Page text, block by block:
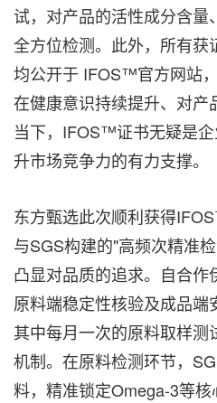
试，对产品的活性成分含
全方位检测。此外，所有获
均公开于 IFOS™官方网站
在健康意识持续提升、对产
当下，IFOS™证书无疑是
升市场竞争力的有力支撑。
东方甄选此次顺利获得
与SGS构建的"高频次精准
凸显对品质的追求。自合作
原料端稳定性核验及成品端
其中每月一次的原料取样
机制。在原料检测环节，
料，精准锁定Omega-3等